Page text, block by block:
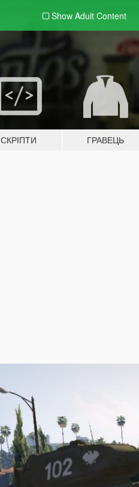
Show Adult Content
СКРІПТИ ГРАВЕЦЬ